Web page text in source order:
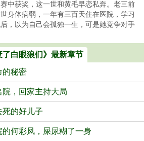
中获奖，这一世和黄毛早恋私奔。老三前
身体病弱，一年有三百天住在医院，学习
，以为自己会孤独一生，可是她竞争对手
了白眼狼们》最新章节
的秘密
院，回家主持大局
死的好儿子
的何彩凤，屎尿糊了一身